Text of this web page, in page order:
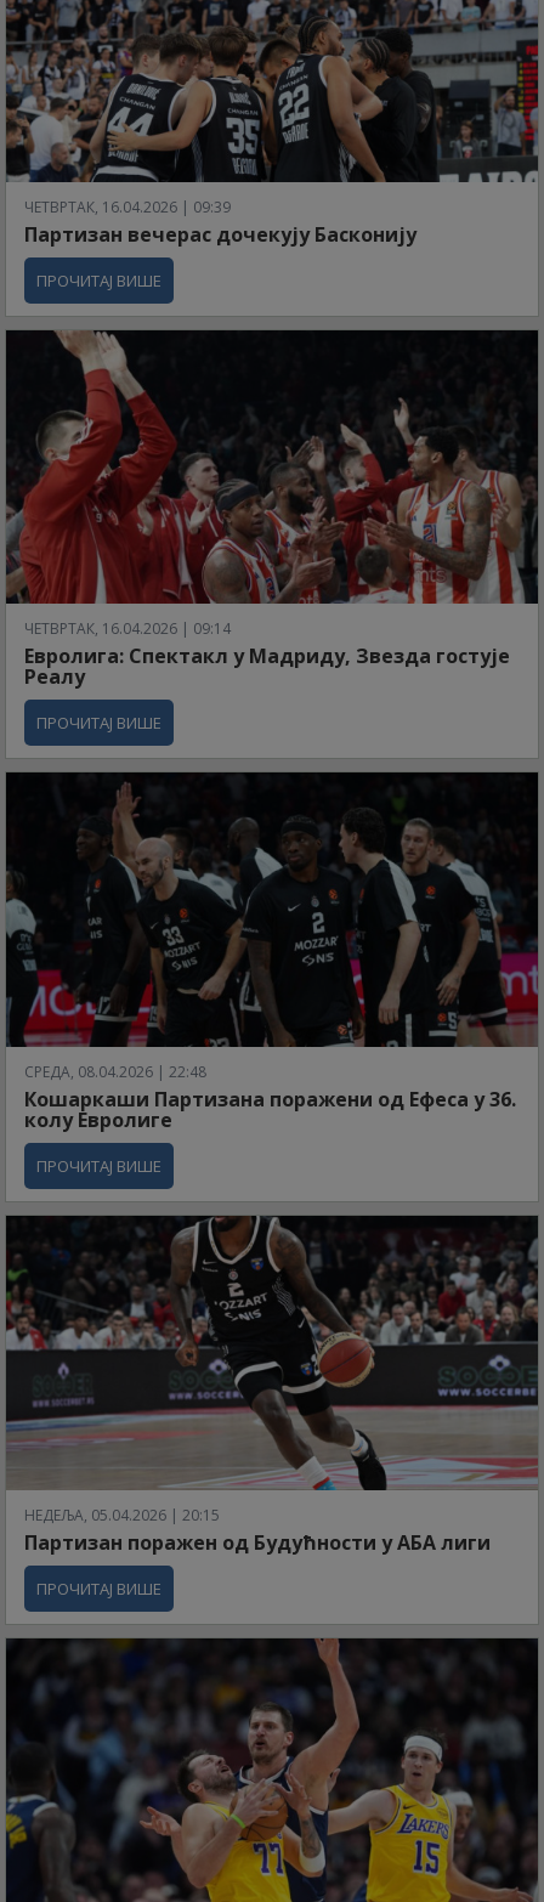
ЧЕТВРТАК, 16.04.2026 | 09:39
Партизан вечерас дочекују Басконију
ПРОЧИТАЈ ВИШЕ
ЧЕТВРТАК, 16.04.2026 | 09:14
Евролига: Спектакл у Мадриду, Звезда гостује
Реалу
ПРОЧИТАЈ ВИШЕ
СРЕДА, 08.04.2026 | 22:48
Кошаркаши Партизана поражени од Ефеса у 36.
колу Евролиге
ПРОЧИТАЈ ВИШЕ
НЕДЕЉА, 05.04.2026 | 20:15
Партизан поражен од Будућности у АБА лиги
ПРОЧИТАЈ ВИШЕ